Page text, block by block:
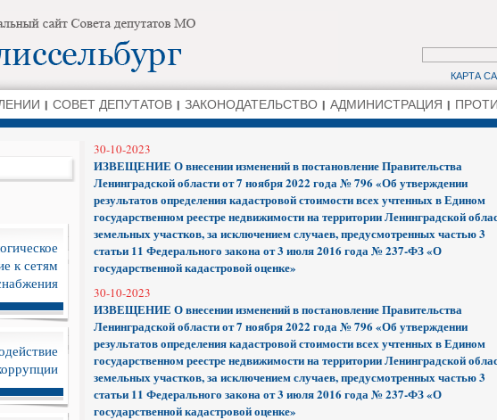
КАРТА
СОВЕТ ДЕПУТАТОВ ЗАКОНОДАТЕЛЬСТВО АДМИНИСТРАЦИЯ
к сетям
30-10-2023
ИЗВЕЩЕНИЕ О внесении изменений в постановление Правительства
Ленинградской области от 7 ноября 2022 года № 796 «Об утверждении
результатов определения кадастровой стоимости всех учтенных в Едином
государственном реестре недвижимости на территории Ленинградской
земельных участков, за исключением случаев, предусмотренных частью 3
статьи 11 Федерального закона от 3 июля 2016 года № 237-ФЗ «О
государственной кадастровой оценке»
30-10-2023
ИЗВЕЩЕНИЕ О внесении изменений в постановление Правительства
Ленинградской области от 7 ноября 2022 года № 796 «Об утверждении
результатов определения кадастровой стоимости всех учтенных в Едином
государственном реестре недвижимости на территории Ленинградской
земельных участков, за исключением случаев, предусмотренных частью 3
статьи 11 Федерального закона от 3 июля 2016 года № 237-ФЗ «О
государственной кадастровой оценке»